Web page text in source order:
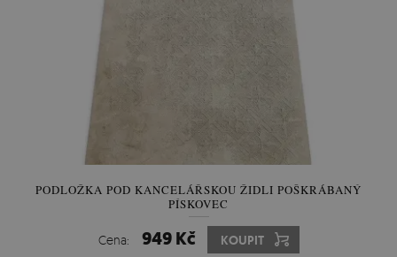
PODLOŽKA POD KANCELÁŘSKOU ŽIDLI POŠKRÁBANÝ
PÍSKOVEC
Cena: 949 Kč KOUPIT